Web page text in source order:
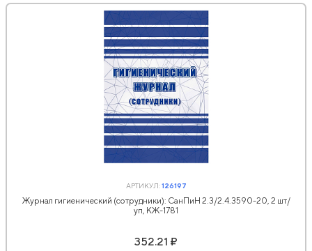
АРТИКУЛ:126197
Журнал гигиенический (сотрудники): СанПиН 2.3/2.4.3590-20, 2 шт/
уп, КЖ-1781
352.21 ₽